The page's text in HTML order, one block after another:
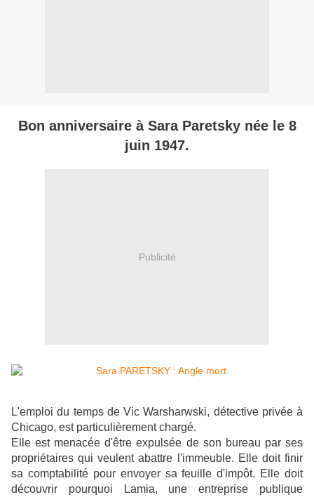
Bon anniversaire à Sara Paretsky née le 8
juin 1947.
Publicité
L'emploi du temps de Vic Warsharwski, détective privée à
Chicago, est particulièrement chargé.
Elle est menacée d'être expulsée de son bureau par ses
propriétaires qui veulent abattre l'immeuble. Elle doit finir
sa comptabilité pour envoyer sa feuille d'impôt. Elle doit
découvrir pourquoi Lamia, une entreprise publique